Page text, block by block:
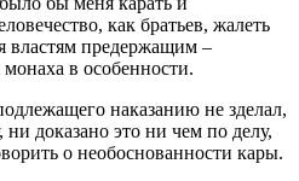
как братьев, жалеть
властям предержащим –
в особенности.
наказанию не зделал,
ни доказано это ни чем по делу,
о необоснованности кары.